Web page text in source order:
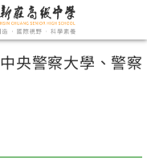
中央警察大學、警察